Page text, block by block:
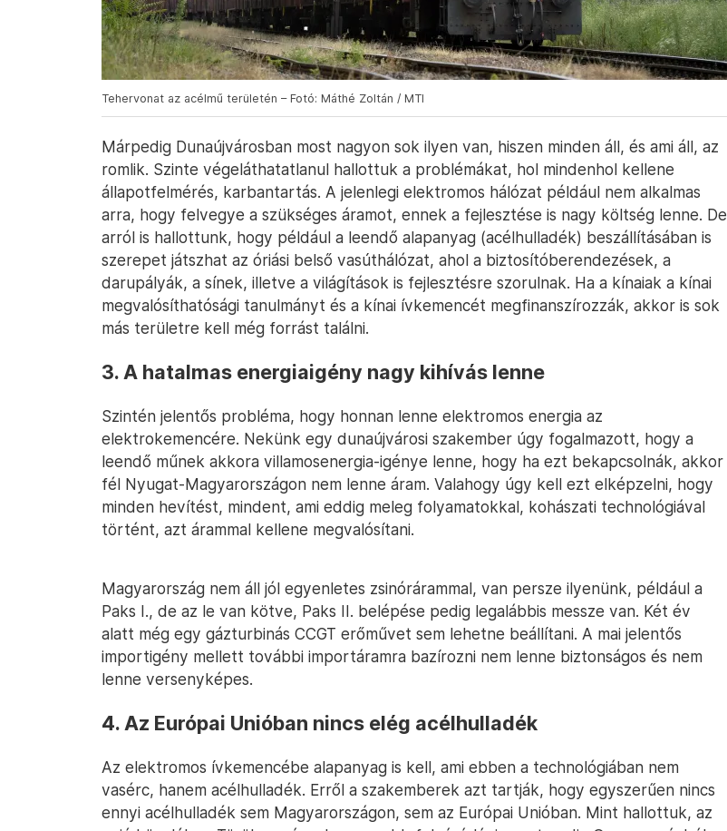
Tehervonat az acélmű területén – Fotó: Máthé Zoltán / MTI
Márpedig Dunaújvárosban most nagyon sok ilyen van, hiszen minden áll, és ami áll, az
romlik. Szinte végeláthatatlanul hallottuk a problémákat, hol mindenhol kellene
állapotfelmérés, karbantartás. A jelenlegi elektromos hálózat például nem alkalmas
arra, hogy felvegye a szükséges áramot, ennek a fejlesztése is nagy költség lenne. De
arról is hallottunk, hogy például a leendő alapanyag (acélhulladék) beszállításában is
szerepet játszhat az óriási belső vasúthálózat, ahol a biztosítóberendezések, a
darupályák, a sínek, illetve a világítások is fejlesztésre szorulnak. Ha a kínaiak a kínai
megvalósíthatósági tanulmányt és a kínai ívkemencét megfinanszírozzák, akkor is sok
más területre kell még forrást találni.
3. A hatalmas energiaigény nagy kihívás lenne
Szintén jelentős probléma, hogy honnan lenne elektromos energia az
elektrokemencére. Nekünk egy dunaújvárosi szakember úgy fogalmazott, hogy a
leendő műnek akkora villamosenergia-igénye lenne, hogy ha ezt bekapcsolnák, akkor
fél Nyugat-Magyarországon nem lenne áram. Valahogy úgy kell ezt elképzelni, hogy
minden hevítést, mindent, ami eddig meleg folyamatokkal, kohászati technológiával
történt, azt árammal kellene megvalósítani.
Magyarország nem áll jól egyenletes zsinórárammal, van persze ilyenünk, például a
Paks I., de az le van kötve, Paks II. belépése pedig legalábbis messze van. Két év
alatt még egy gázturbinás CCGT erőművet sem lehetne beállítani. A mai jelentős
importigény mellett további importáramra bazírozni nem lenne biztonságos és nem
lenne versenyképes.
4. Az Európai Unióban nincs elég acélhulladék
Az elektromos ívkemencébe alapanyag is kell, ami ebben a technológiában nem
vasérc, hanem acélhulladék. Erről a szakemberek azt tartják, hogy egyszerűen nincs
ennyi acélhulladék sem Magyarországon, sem az Európai Unióban. Mint hallottuk, az